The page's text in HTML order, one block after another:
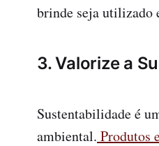
brinde seja utilizado
3. Valorize a
Sustentabilidade é
ambiental. Produtos